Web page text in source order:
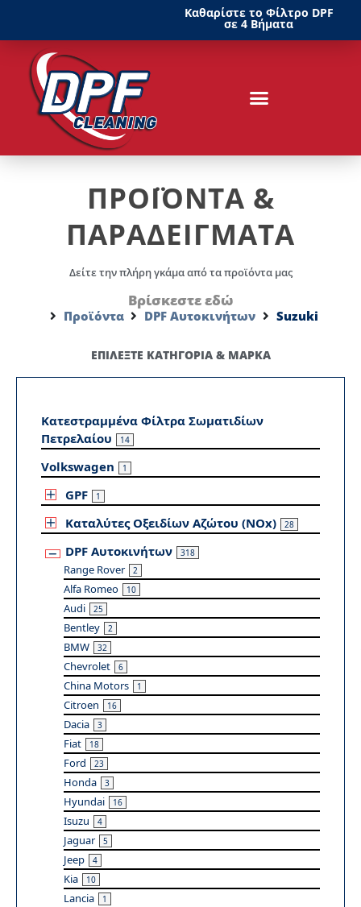
Καθαρίστε το Φίλτρο DPF
σε 4 Βήματα
ΠΡΟΪΟΝΤΑ &
ΠΑΡΑΔΕΙΓΜΑΤΑ
Δείτε την πλήρη γκάμα από τα προϊόντα μας
Βρίσκεστε εδώ
Προϊόντα DPF Αυτοκινήτων Suzuki
ΕΠΙΛΕΞΤΕ ΚΑΤΗΓΟΡΙΑ & ΜΑΡΚΑ
Κατεστραμμένα Φίλτρα Σωματιδίων
Πετρελαίου
14
Volkswagen 1
GPF 1
Καταλύτες Οξειδίων Αζώτου (NOx) 28
DPF Αυτοκινήτων 318
Range Rover 2
Alfa Romeo 10
Audi 25
Bentley 2
BMW 32
Chevrolet 6
China Motors 1
Citroen 16
Dacia 3
Fiat 18
Ford 23
Honda 3
Hyundai 16
Isuzu 4
Jaguar 5
Jeep 4
Kia 10
Lancia 1